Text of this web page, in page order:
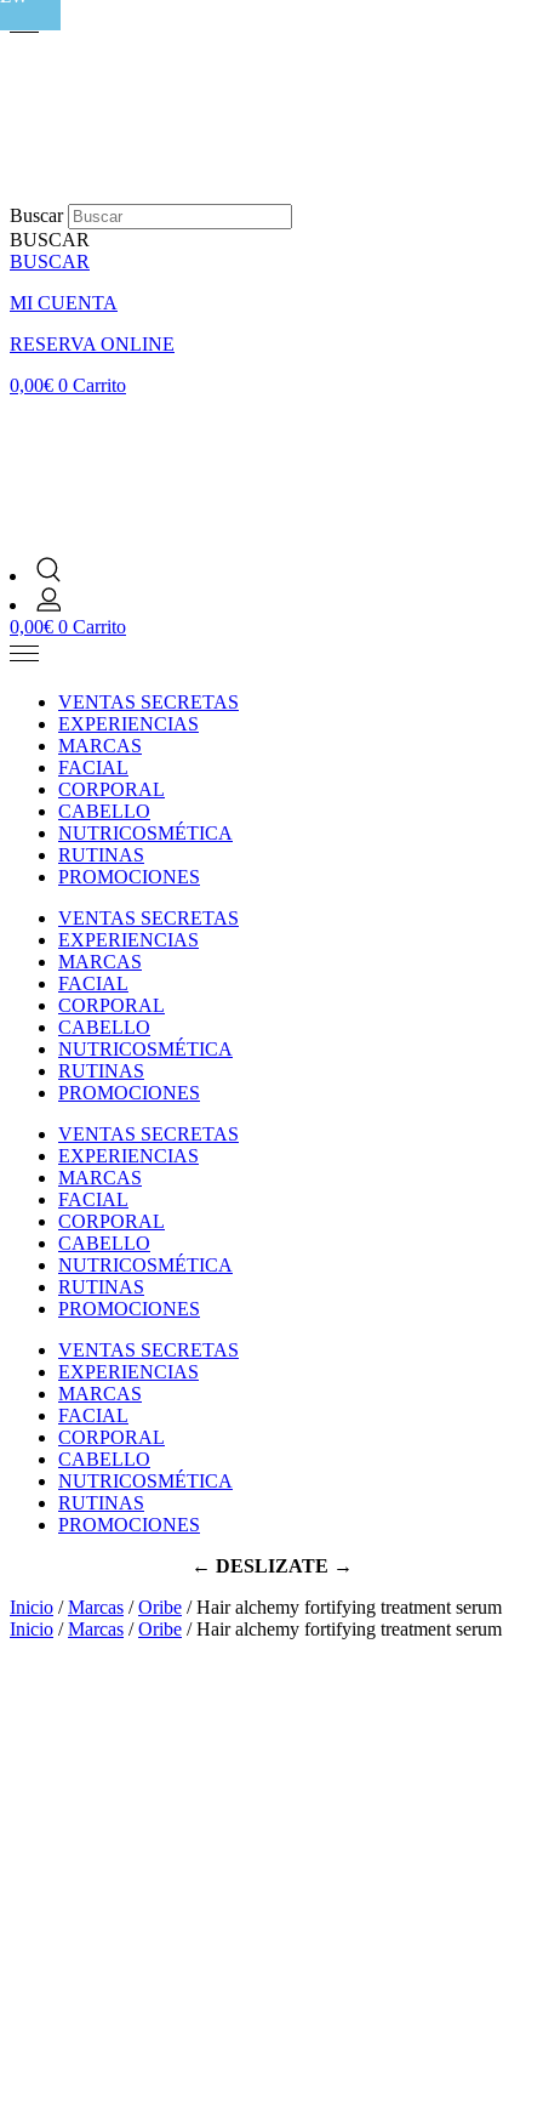
Buscar
BUSCAR
BUSCAR
MI CUENTA
RESERVA ONLINE
0,00€ 0 Carrito
0,00€ 0 Carrito
VENTAS SECRETAS
EXPERIENCIAS
MARCAS
FACIAL
CORPORAL
CABELLO
NUTRICOSMÉTICA
RUTINAS
PROMOCIONES
VENTAS SECRETAS
EXPERIENCIAS
MARCAS
FACIAL
CORPORAL
CABELLO
NUTRICOSMÉTICA
RUTINAS
PROMOCIONES
VENTAS SECRETAS
EXPERIENCIAS
MARCAS
FACIAL
CORPORAL
CABELLO
NUTRICOSMÉTICA
RUTINAS
PROMOCIONES
VENTAS SECRETAS
EXPERIENCIAS
MARCAS
FACIAL
CORPORAL
CABELLO
NUTRICOSMÉTICA
RUTINAS
PROMOCIONES
← DESLIZATE →
Inicio /Marcas /Oribe / Hair alchemy fortifying treatment serum
Inicio /Marcas /Oribe / Hair alchemy fortifying treatment serum